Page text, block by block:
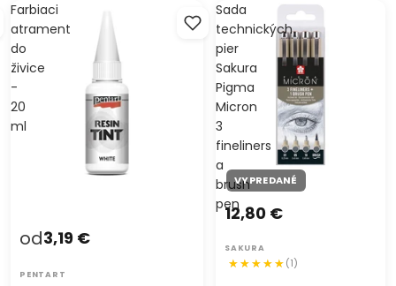
Farbiaci
atrament
do
živice
-
20
ml
od3,19 €
PENTART
Sada
technických
pier
Sakura
Pigma
Micron
3
fineliners
a
brush
pen
VYPREDANÉ
12,80 €
SAKURA
(1)